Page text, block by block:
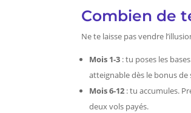
Combien de
Ne te laisse pas vendre
Mois 1-3 : tu poses les
atteignable dès le bonus
Mois 6-12 : tu accumules.
deux vols payés.